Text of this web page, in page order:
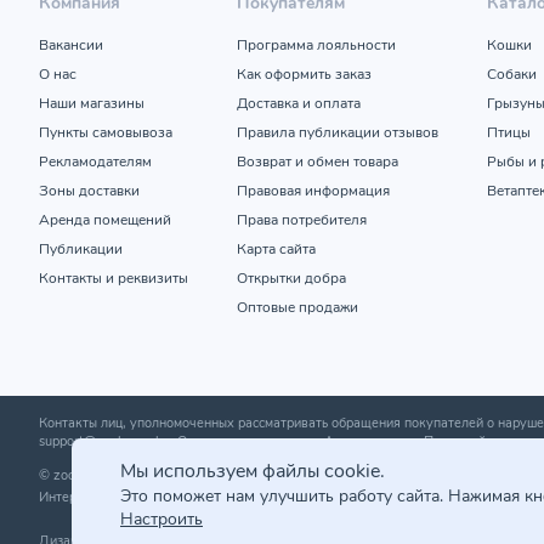
Вакансии
О нас
Наши магазины
Пункты самовывоза
Рекламодателям
Зоны доставки
Аренда помещений
Публикации
Контакты и реквизиты
Программа лояльности
Как оформить заказ
Доставка и оплата
Правила публикации отзывов
Возврат и обмен товара
Правовая информация
Права потребителя
Карта сайта
Открытки добра
Оптовые продажи
Кошки
Собаки
Грызуны
Птицы
Рыбы и
Контакты лиц, уполномоченных рассматривать обращения покупателей о
support@zoobazar.by; Отдел торговли и услуг Администрации Первомайского р-
© zoobazar.by 2026 | ООО «Ветзообазар», УНП 192636458 | г. Минск, пр-т
Интернет-магазин зарегистрирован в торговом реестре 25.03.2020 г. |
Мы используем файлы cookie.
Это поможет нам улучшить работу сайта. Нажимая
Настроить